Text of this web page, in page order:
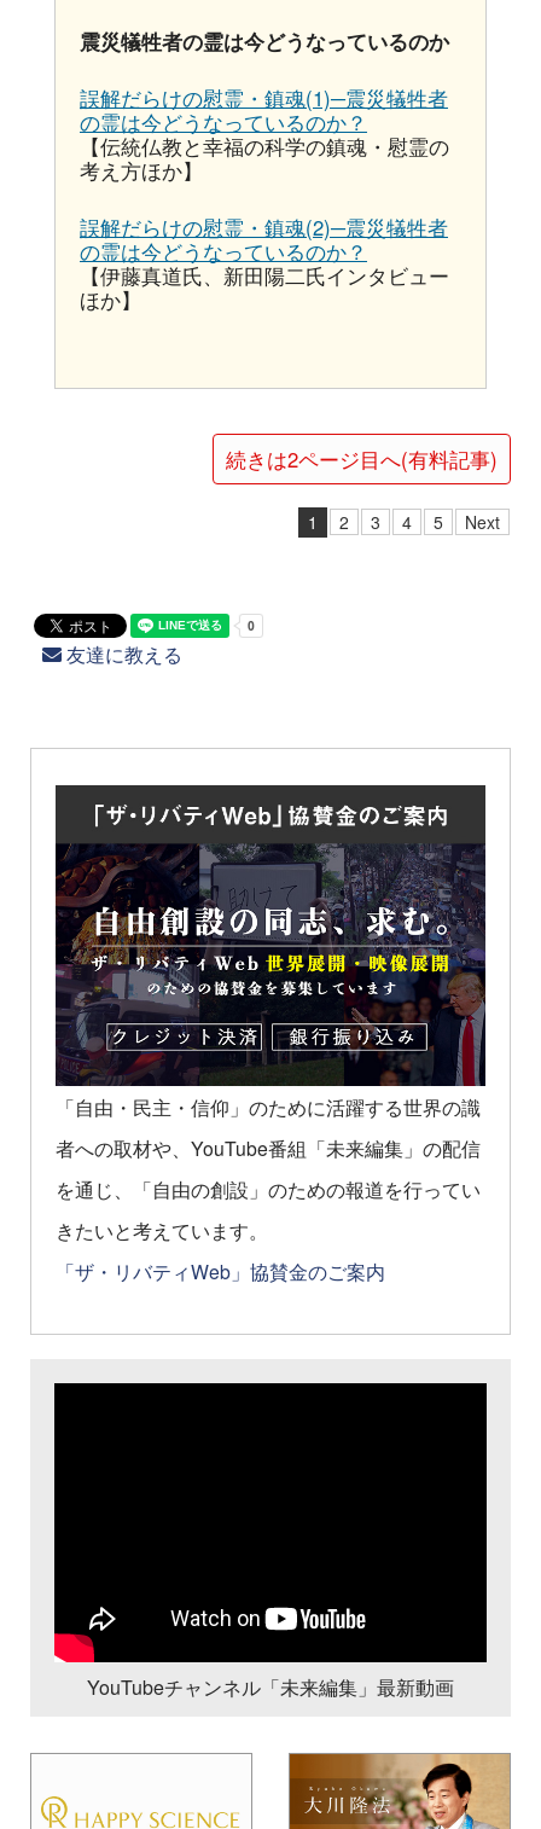
震災犠牲者の霊は今どうなっているのか
誤解だらけの慰霊・鎮魂(1)─震災犠牲者
の霊は今どうなっているのか？
【伝統仏教と幸福の科学の鎮魂・慰霊の
考え方ほか】
誤解だらけの慰霊・鎮魂(2)─震災犠牲者
の霊は今どうなっているのか？
【伊藤真道氏、新田陽二氏インタビュー
ほか】
続きは2ページ目へ(有料記事)
1 2 3 4 5 Next
友達に教える
「自由・民主・信仰」のために活躍する世界の識
者への取材や、YouTube番組「未来編集」の配信
を通じ、「自由の創設」のための報道を行ってい
きたいと考えています。
「ザ・リバティWeb」協賛金のご案内
YouTubeチャンネル「未来編集」最新動画